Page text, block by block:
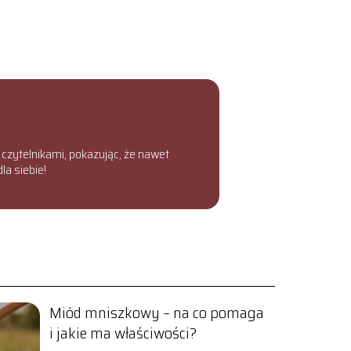
pokazując, że nawet
siebie!
Miód mniszkowy – na co pomaga
i jakie ma właściwości?